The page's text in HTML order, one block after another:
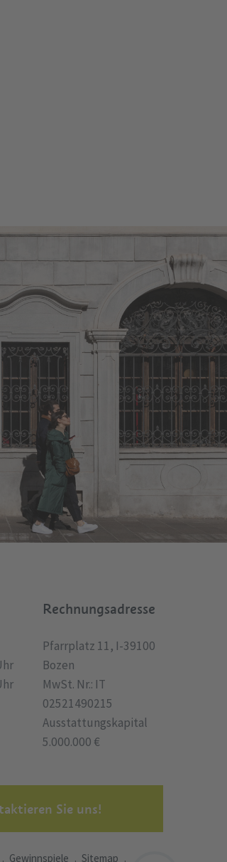
Rechnungsadresse
Pfarrplatz 11, I-39100
Bozen
MwSt. Nr.: IT
02521490215
Ausstattungskapital
5.000.000 €
Sie uns!
Gewinnspiele Sitemap